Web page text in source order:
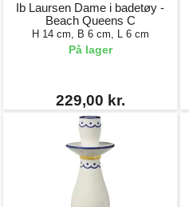
Ib Laursen Dame i badetøy -
Beach Queens C
H 14 cm, B 6 cm, L 6 cm
På lager
229,00 kr.